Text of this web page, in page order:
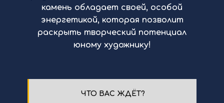
камень обладает своей, особой
энергетикой, которая позволит
раскрыть творческий потенциал
юному художнику!
ЧТО ВАС ЖДЁТ?